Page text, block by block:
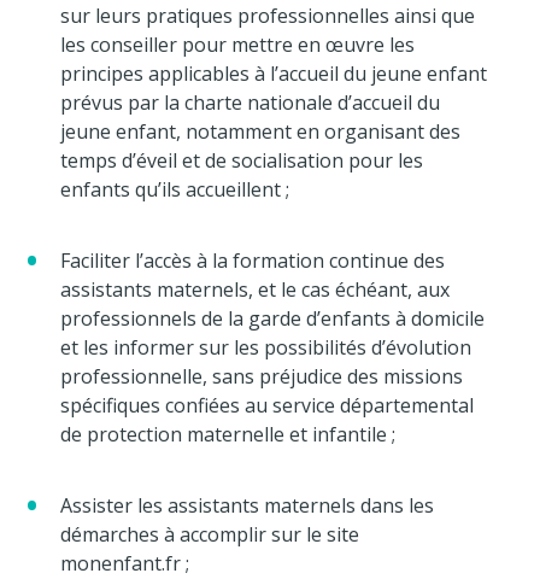
sur leurs pratiques professionnelles ainsi que
les conseiller pour mettre en œuvre les
principes applicables à l’accueil du jeune enfant
prévus par la charte nationale d’accueil du
jeune enfant, notamment en organisant des
temps d’éveil et de socialisation pour les
enfants qu’ils accueillent ;
Faciliter l’accès à la formation continue des
assistants maternels, et le cas échéant, aux
professionnels de la garde d’enfants à domicile
et les informer sur les possibilités d’évolution
professionnelle, sans préjudice des missions
spécifiques confiées au service départemental
de protection maternelle et infantile ;
Assister les assistants maternels dans les
démarches à accomplir sur le site
monenfant.fr ;